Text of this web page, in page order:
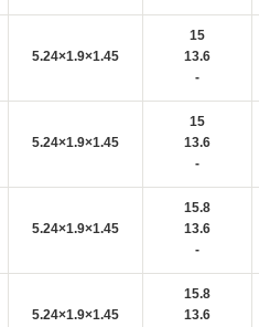
5.24×1.9×1.45
15
13.6
-
5.24×1.9×1.45
15
13.6
-
5.24×1.9×1.45
15.8
13.6
-
5.24×1.9×1.45
15.8
13.6